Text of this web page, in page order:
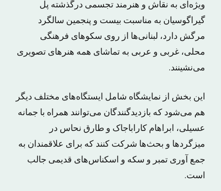
ویژه‌ای به نقاش و هنرمند تجسمی درگذشته پل
گیراگوسیان به مناسبت بیست و پنجمین سالگرد
مرگش دارد، لبنانی‌ها از روی سکوهای فرهنگی
محلی، غربی و عربی به تماشای همه هنرهای تصویری
می‌نشینند.
این بخش از نمایشگاه شامل ایستگاه‌های مختلف دیگر
هم می‌شود که بازدیدگنندگان می‌توانند همراه با جمانه
عسیلی، ابراهام کاراباجاک و طارق نحاس در
میزگردها و بحث‌ها شرکت کنند که برای علاقمندان به
جمع آوری تمبر و سکه و اسکناس‌های قدیمی جالب
است.